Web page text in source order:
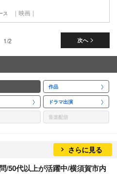
ス ｜映画｜
次へ
1/2
作品
ドラマ出演
音楽配信
さらに見る
/50代以上が活躍中/横須賀市内